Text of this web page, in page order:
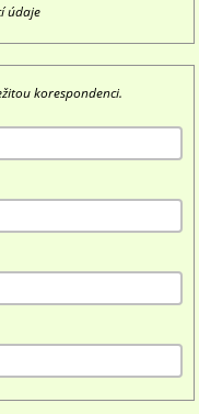
údaje
korespondenci.